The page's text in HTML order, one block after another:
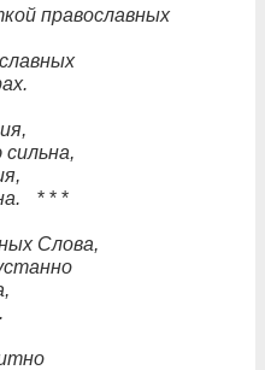
православных
* * *
Слова,